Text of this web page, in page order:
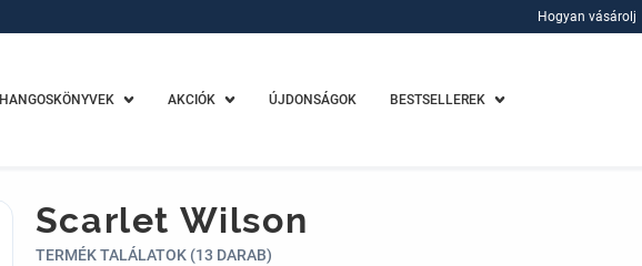
Hogyan vásárolj
HANGOSKÖNYVEK AKCIÓK ÚJDONSÁGOK BESTSELLEREK
Scarlet Wilson
TERMÉK TALÁLATOK (13 DARAB)